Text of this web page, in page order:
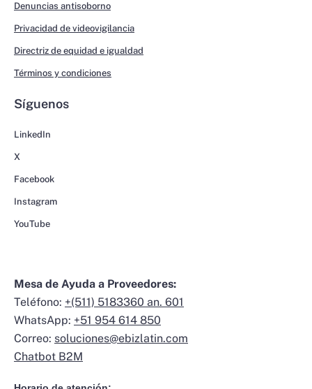
Denuncias antisoborno
Privacidad de videovigilancia
Directriz de equidad e igualdad
Términos y condiciones
Síguenos
LinkedIn
X
Facebook
Instagram
YouTube
Mesa de Ayuda a Proveedores:
Teléfono: +(511) 5183360 an. 601
WhatsApp: +51 954 614 850
Correo: soluciones@ebizlatin.com
Chatbot B2M